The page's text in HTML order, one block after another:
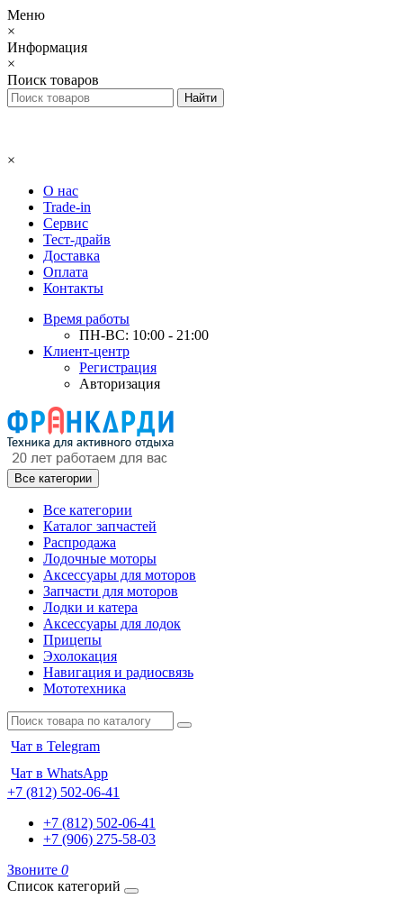
Меню
×
Информация
×
Поиск товаров
×
О нас
Trade-in
Сервис
Тест-драйв
Доставка
Оплата
Контакты
Время работы
ПН-ВС: 10:00 - 21:00
Клиент-центр
Регистрация
Авторизация
Все категории
Все категории
Каталог запчастей
Распродажа
Лодочные моторы
Аксессуары для моторов
Запчасти для моторов
Лодки и катера
Аксессуары для лодок
Прицепы
Эхолокация
Навигация и радиосвязь
Мототехника
Чат в Telegram
Чат в WhatsApp
+7 (812) 502-06-41
+7 (812) 502-06-41
+7 (906) 275-58-03
Звоните 0
Список категорий